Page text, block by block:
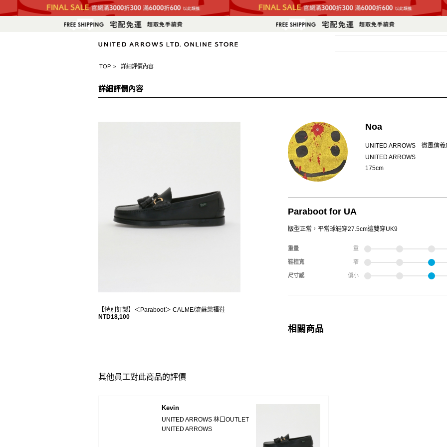
TOP > 詳細評價內容
詳細評價內容
【特別訂製】＜Paraboot＞ CALME/流蘇樂福鞋
NTD18,100
Noa
UNITED ARROWS 微風信義
UNITED ARROWS
175cm
Paraboot for UA
版型正常，平常球鞋穿27.5cm這雙穿UK9
重量 重
鞋楦寬 窄
尺寸感 偏小
相關商品
其他員工對此商品的評價
Kevin
UNITED ARROWS 林口OUTLET
UNITED ARROWS